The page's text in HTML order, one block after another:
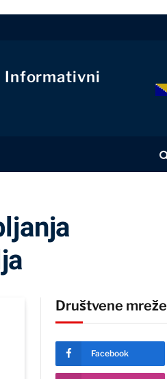
Informativni
Društvene mreže
Facebook